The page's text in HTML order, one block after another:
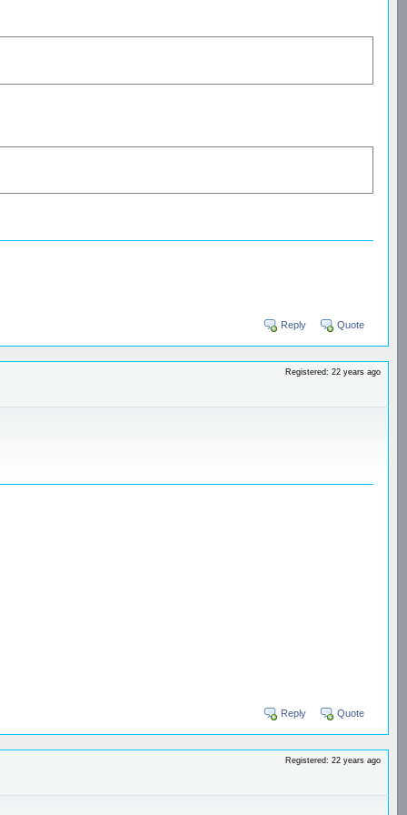
Reply Quote
Registered: 22 years ago
Reply Quote
Registered: 22 years ago